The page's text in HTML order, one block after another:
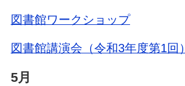
図書館ワークショップ
図書館講演会（令和3年度第1回）
5月